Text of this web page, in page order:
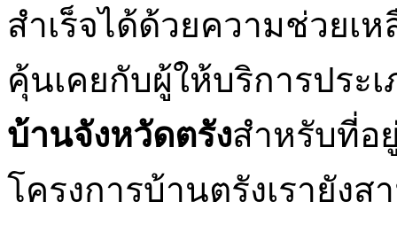
สำเร็จได้ด้วยความช่วยเ
คุ้นเคยกับผู้ให้บริการประ
บ้านจังหวัดตรังสำหรับที่อ
โครงการบ้านตรังเรายัง